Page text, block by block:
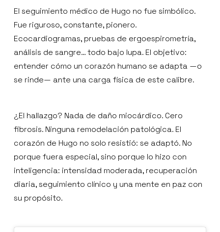
El seguimiento médico de Hugo no fue simbólico.
Fue riguroso, constante, pionero.
Ecocardiogramas, pruebas de ergoespirometría,
análisis de sangre… todo bajo lupa. El objetivo:
entender cómo un corazón humano se adapta —o
se rinde— ante una carga física de este calibre.
¿El hallazgo? Nada de daño miocárdico. Cero
fibrosis. Ninguna remodelación patológica. El
corazón de Hugo no solo resistió: se adaptó. No
porque fuera especial, sino porque lo hizo con
inteligencia: intensidad moderada, recuperación
diaria, seguimiento clínico y una mente en paz con
su propósito.